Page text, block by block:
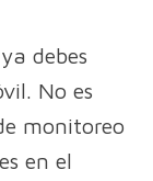
debes
No es
monitoreo
en el